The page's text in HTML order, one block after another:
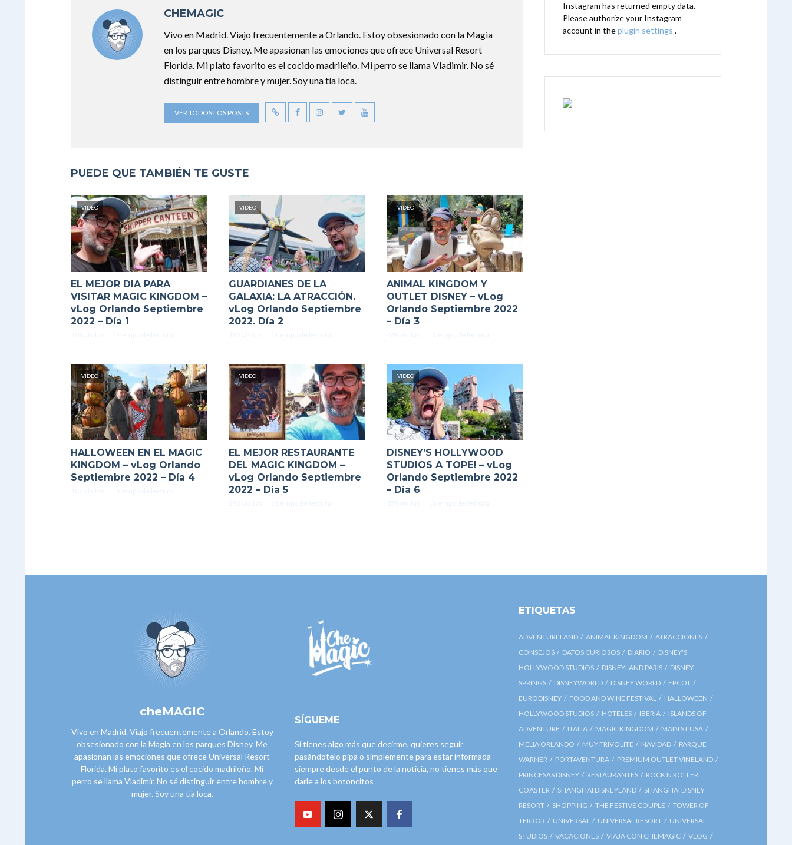
CHEMAGIC
Vivo en Madrid. Viajo frecuentemente a Orlando. Estoy obsesionado con la Magia
en los parques Disney. Me apasionan las emociones que ofrece Universal Resort
Florida. Mi plato favorito es el cocido madrileño. Mi perro se llama Vladimir. No sé
distinguir entre hombre y mujer. Soy una tía loca.
VER TODOS LOS POSTS
PUEDE QUE TAMBIÉN TE GUSTE
VIDEO
EL MEJOR DIA PARA
VISITAR MAGIC KINGDOM –
vLog Orlando Septiembre
2022 – Día 1
VIDEO
GUARDIANES DE LA
GALAXIA: LA ATRACCIÓN.
vLog Orlando Septiembre
2022. Día 2
VIDEO
ANIMAL KINGDOM Y
OUTLET DISNEY – vLog
Orlando Septiembre 2022
– Día 3
VIDEO
HALLOWEEN EN EL MAGIC
KINGDOM – vLog Orlando
Septiembre 2022 – Día 4
VIDEO
EL MEJOR RESTAURANTE
DEL MAGIC KINGDOM –
vLog Orlando Septiembre
2022 – Día 5
VIDEO
DISNEY’S HOLLYWOOD
STUDIOS A TOPE! – vLog
Orlando Septiembre 2022
– Día 6
Instagram has returned empty data.
Please authorize your Instagram
account in theplugin settings .
cheMAGIC
Vivo en Madrid. Viajo frecuentemente a Orlando. Estoy
obsesionado con la Magia en los parques Disney. Me
apasionan las emociones que ofrece Universal Resort
Florida. Mi plato favorito es el cocido madrileño. Mi
perro se llama Vladimir. No sé distinguir entre hombre y
mujer. Soy una tía loca.
SÍGUEME
Si tienes algo más que decirme, quieres seguir
pasándotelo pipa o simplemente para estar informada
siempre desde el punto de la noticia, no tienes más que
darle a los botoncitos
ETIQUETAS
ADVENTURELAND ANIMAL KINGDOM
ATRACCIONES
CONSEJOS
DATOS CURIOSOS DIARIO
DISNEY'S
HOLLYWOOD STUDIOS
DISNEYLAND PARIS
DISNEY
SPRINGS
DISNEYWORLD DISNEY WORLD
EPCOT
EURODISNEY
FOOD AND WINE FESTIVAL
HALLOWEEN
HOLLYWOOD STUDIOS
HOTELES IBERIA
ISLANDS OF
ADVENTURE
ITALIA MAGIC KINGDOM
MAIN ST USA
MELIA ORLANDO
MUY FRIVOLITE NAVIDAD
PARQUE
WARNER
PORTAVENTURA
PREMIUM OUTLET VINELAND
PRINCESAS DISNEY
RESTAURANTES
ROCK N ROLLER
COASTER
SHANGHAI DISNEYLAND
SHANGHAI DISNEY
RESORT
SHOPPING THE FESTIVE COUPLE
TOWER OF
TERROR
UNIVERSAL UNIVERSAL RESORT
UNIVERSAL
STUDIOS
VACACIONES VIAJA CON CHEMAGIC VLOG